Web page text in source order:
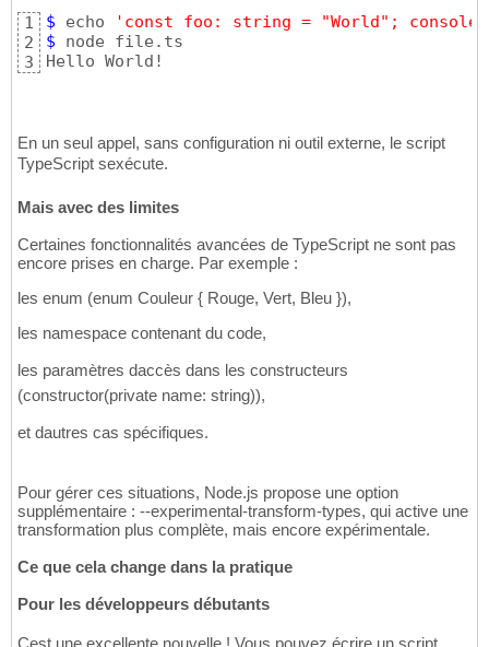
1
2
3
$ echo
'const foo: string = "World";
$ node file.ts
Hello World!
En un seul appel, sans configuration ni outil externe, le script
TypeScript sexécute.
Mais avec des limites
Certaines fonctionnalités avancées de TypeScript ne sont pas
encore prises en charge. Par exemple :
les enum (enum Couleur { Rouge, Vert, Bleu }),
les namespace contenant du code,
les paramètres daccès dans les constructeurs
(constructor(private name: string)),
et dautres cas spécifiques.
Pour gérer ces situations, Node.js propose une option
supplémentaire : --experimental-transform-types, qui active une
transformation plus complète, mais encore expérimentale.
Ce que cela change dans la pratique
Pour les développeurs débutants